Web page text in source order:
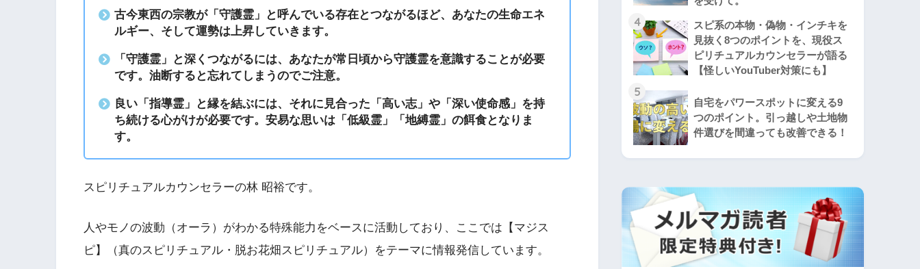
古今東西の宗教が「守護霊」と呼んでいる存在とつながるほど、あなたの生命エネ
ルギー、そして運勢は上昇していきます。
「守護霊」と深くつながるには、あなたが常日頃から守護霊を意識することが必要
です。油断すると忘れてしまうのでご注意。
良い「指導霊」と縁を結ぶには、それに見合った「高い志」や「深い使命感」を持
ち続ける心がけが必要です。安易な思いは「低級霊」「地縛霊」の餌食となりま
す。
スピリチュアルカウンセラーの林 昭裕です。
人やモノの波動（オーラ）がわかる特殊能力をベースに活動しており、ここでは【マジス
ピ】（真のスピリチュアル・脱お花畑スピリチュアル）をテーマに情報発信しています。
4
スピ系の本物・偽物・インチキを
見抜く8つのポイントを、現役ス
ピリチュアルカウンセラーが語る
【怪しいYouTuber対策にも】
5
自宅をパワースポットに変える9
つのポイント。引っ越しや土地物
件選びを間違っても改善できる！